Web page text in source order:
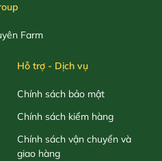
Farm
Hỗ trợ - Dịch vụ
Chính sách bảo mật
Chính sách kiểm hàng
Chính sách vận chuyển và
giao hàng